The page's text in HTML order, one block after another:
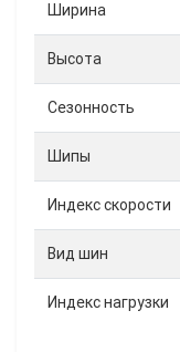
Ширина
Высота
Сезонность
Шипы
Индекс скорости
Вид шин
Индекс нагрузки